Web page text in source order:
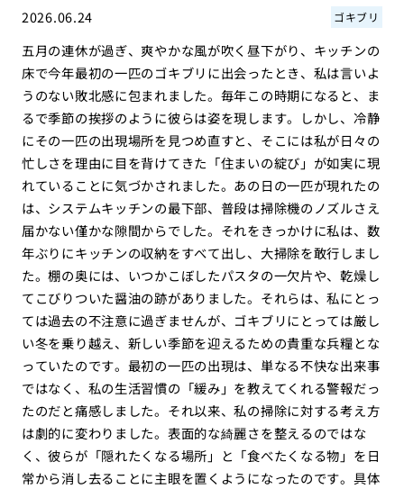
2026.06.24 ゴキブリ
五月の連休が過ぎ、爽やかな風が吹く昼下がり、キッチンの
床で今年最初の一匹のゴキブリに出会ったとき、私は言いよ
うのない敗北感に包まれました。毎年この時期になると、ま
るで季節の挨拶のように彼らは姿を現します。しかし、冷静
にその一匹の出現場所を見つめ直すと、そこには私が日々の
忙しさを理由に目を背けてきた「住まいの綻び」が如実に現
れていることに気づかされました。あの日の一匹が現れたの
は、システムキッチンの最下部、普段は掃除機のノズルさえ
届かない僅かな隙間からでした。それをきっかけに私は、数
年ぶりにキッチンの収納をすべて出し、大掃除を敢行しまし
た。棚の奥には、いつかこぼしたパスタの一欠片や、乾燥し
てこびりついた醤油の跡がありました。それらは、私にとっ
ては過去の不注意に過ぎませんが、ゴキブリにとっては厳し
い冬を乗り越え、新しい季節を迎えるための貴重な兵糧とな
っていたのです。最初の一匹の出現は、単なる不快な出来事
ではなく、私の生活習慣の「緩み」を教えてくれる警報だっ
たのだと痛感しました。それ以来、私の掃除に対する考え方
は劇的に変わりました。表面的な綺麗さを整えるのではな
く、彼らが「隠れたくなる場所」と「食べたくなる物」を日
常から消し去ることに主眼を置くようになったのです。具体